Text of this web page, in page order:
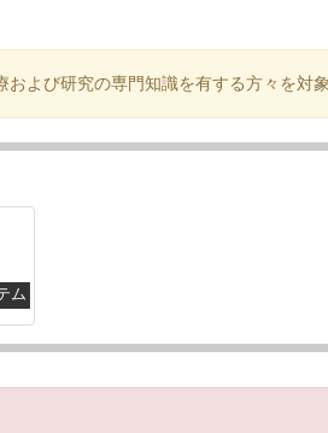
および研究の専門知識を有する方々を対
ム